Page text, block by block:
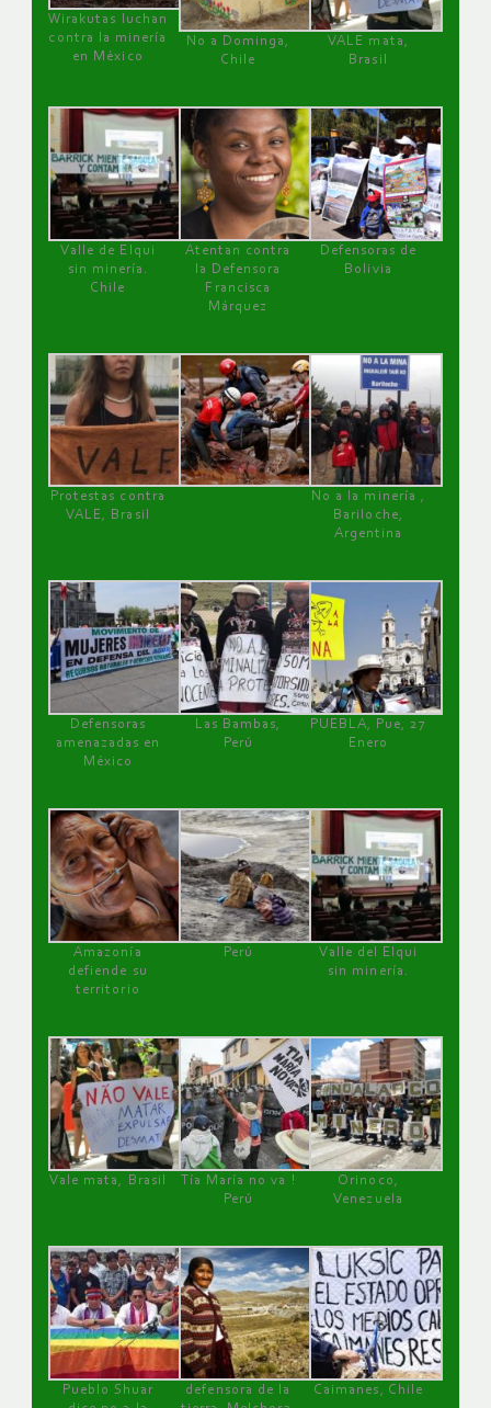
Wirakutas luchan
contra la minería
en México
No a Dominga,
Chile
VALE mata,
Brasil
Valle de Elqui
sin minería.
Chile
Atentan contra
la Defensora
Francisca
Márquez
Defensoras de
Bolivia
Protestas contra
VALE, Brasil
No a la minería ,
Bariloche,
Argentina
Defensoras
amenazadas en
México
Las Bambas,
Perú
PUEBLA, Pue, 27
Enero
Amazonía
defiende su
territorio
Perú
Valle del Elqui
sin minería.
Vale mata, Brasil
Tía María no va !
Perú
Orinoco,
Venezuela
Pueblo Shuar
defensora de la
Caimanes, Chile